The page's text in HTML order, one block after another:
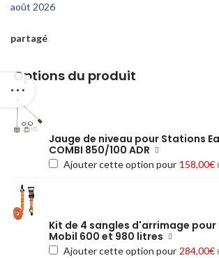
août 2026
partagé
Options du produit
Jauge de niveau pour Stations
COMBI 850/100 ADR
Ajouter cette option pour 158,00€
Kit de 4 sangles d'arrimage pour
Mobil 600 et 980 litres
Ajouter cette option pour 284,00€